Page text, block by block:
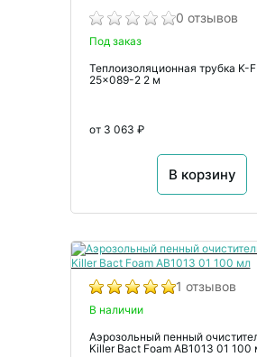
0 отзывов
Под заказ
Теплоизоляционная трубка K-
25x089-2 2 м
от 3 063 ₽
В корзину
1 отзывов
В наличии
Аэрозольный пенный
Killer Bact Foam AB1013 01 100